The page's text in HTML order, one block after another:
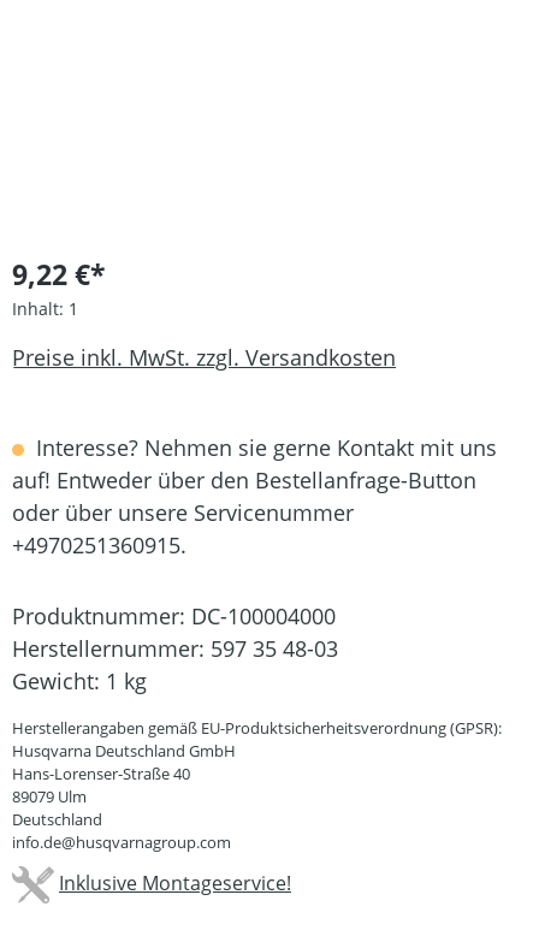
9,22 €*
Inhalt: 1
Preise inkl. MwSt. zzgl. Versandkosten
Interesse? Nehmen sie gerne Kontakt mit uns
auf! Entweder über den Bestellanfrage-Button
oder über unsere Servicenummer
+4970251360915.
Produktnummer: DC-100004000
Herstellernummer: 597 35 48-03
Gewicht: 1 kg
Herstellerangaben gemäß EU-Produktsicherheitsverordnung (GPSR):
Husqvarna Deutschland GmbH
Hans-Lorenser-Straße 40
89079 Ulm
Deutschland
info.de@husqvarnagroup.com
Inklusive Montageservice!